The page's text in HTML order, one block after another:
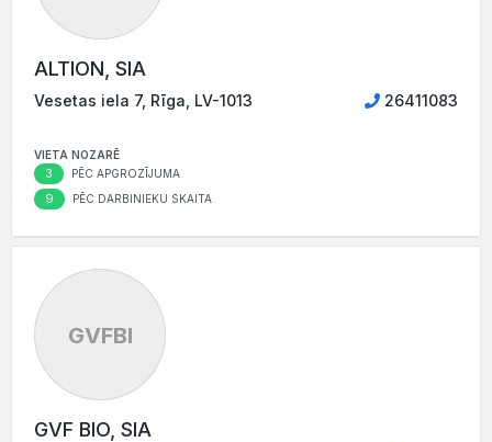
ALTION, SIA
Vesetas iela 7, Rīga, LV-1013 26411083
VIETA NOZARĒ
3 PĒC APGROZĪJUMA
9 PĒC DARBINIEKU SKAITA
GVFBI
GVF BIO, SIA